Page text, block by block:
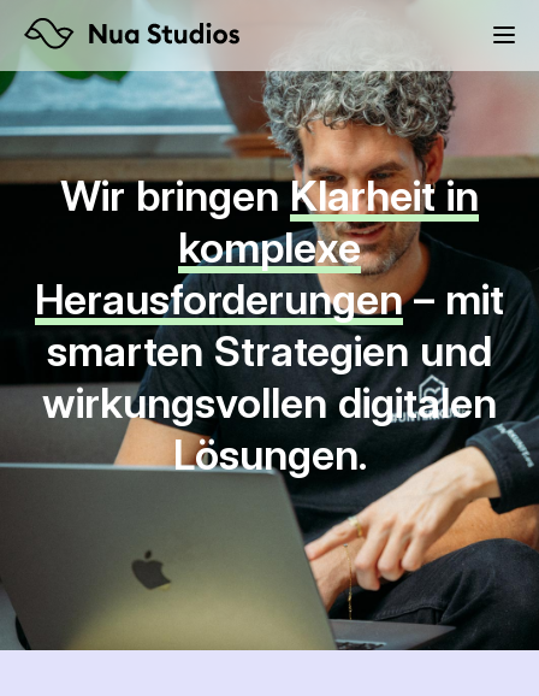
Wir bringenKlarheit in
komplexe
Herausforderungen– mit
smarten Strategien und
wirkungsvollen digitalen
Lösungen.